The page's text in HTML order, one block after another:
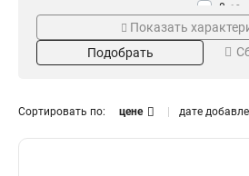
8 10
9 10
10 10
20 2
24 8
Поддержка VLAN Кол-во
Показать
Подобрать
Сортировать по: цене дате